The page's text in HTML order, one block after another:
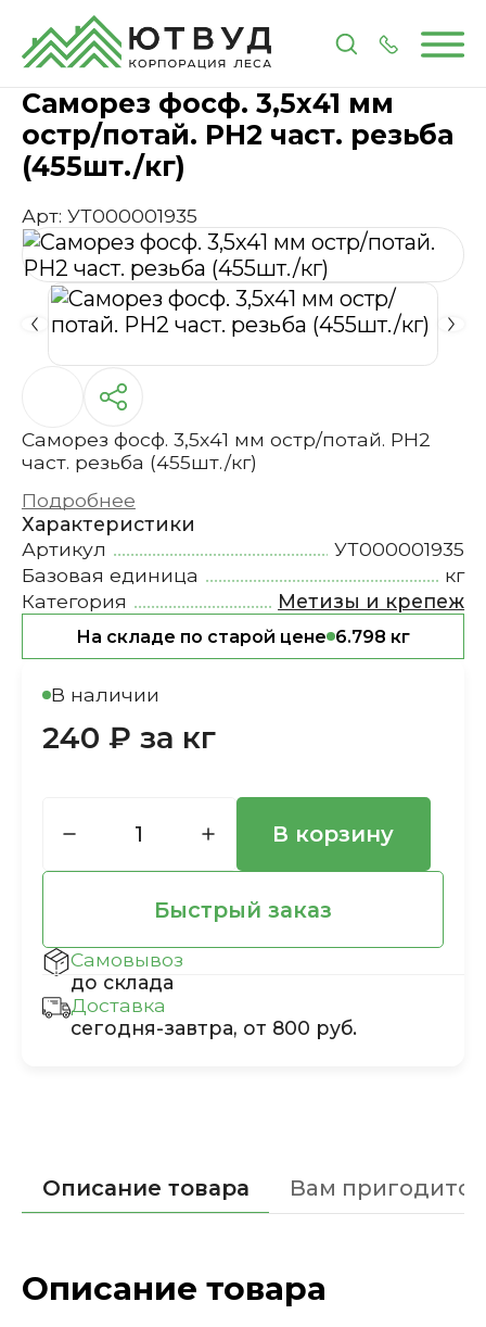
ГлавнаяКаталогМетизы и крепеж Саморез
Саморез фосф. 3,5х41 мм
остр/потай. РН2 част. резьба
(455шт./кг)
Арт: УТ000001935
Саморез фосф. 3,5х41 мм остр/потай. РН2
част. резьба (455шт./кг)
Подробнее
Характеристики
Артикул
УТ000001935
Базовая единица
кг
Категория
Метизы и крепеж
На складе по старой цене 6.798 кг
В наличии
240 ₽ за кг
В корзину
Быстрый заказ
Самовывоз
до склада
Доставка
сегодня-завтра, от 800 руб.
Описание товара Вам пригодится
Описание товара